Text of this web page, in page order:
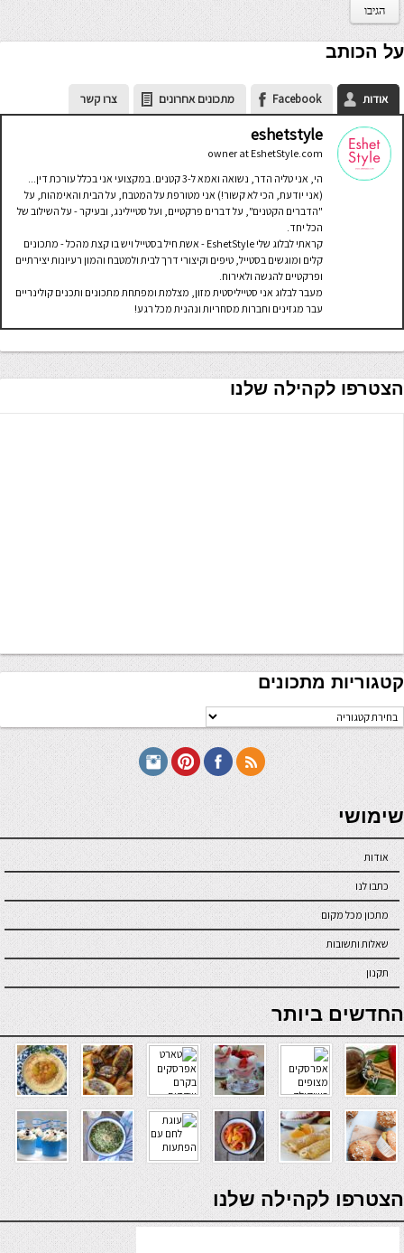
על הכותב
אודות Facebook מתכונים אחרונים צרו קשר
eshetstyle
owner at EshetStyle.com
הי, אני טליה הדר, נשואה ואמא ל-3 קטנים. במקצועי אני בכלל עורכת דין...
(אני יודעת, הכי לא קשור!) אני מטורפת על המטבח, על הבית והאימהות, על
"הדברים הקטנים", על דברים פרקטיים, ועל סטיילינג, ובעיקר - על השילוב של
הכל יחד.
קראתי לבלוג שלי EshetStyle - אשת חיל בסטייל ויש בו קצת מהכל - מתכונים
קלים ומוגשים בסטייל, טיפים וקיצורי דרך לבית ולמטבח והמון רעיונות יצירתיים
ופרקטיים להגשה ולאירוח.
מעבר לבלוג אני סטייליסטית מזון, מצלמת ומפתחת מתכונים ותכנים קולינריים
עבר מגזינים וחברות מסחריות ונהנית מכל רגע!
הצטרפו לקהילה שלנו
קטגוריות מתכונים
קטגוריות
מתכונים
seriöse online casinos österreich
שימושי
אודות
כתבו לנו
מתכון מכל מקום
שאלות ותשובות
תקנון
online casino
החדשים ביותר
verde casino
הצטרפו לקהילה שלנו